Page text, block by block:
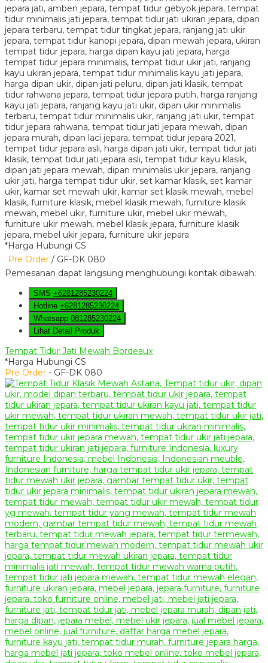
*Harga Hubungi CS
Pre Order / GF-DK 080
Pemesanan dapat langsung menghubungi kontak dibawah:
SMS +6281285230224
Hotline +6281285230224
Whatsapp 081285230224
Lihat Detail Produk
Tempat Tidur Jati Mewah Bordeaux
*Harga Hubungi CS
Pre Order - GF-DK 080